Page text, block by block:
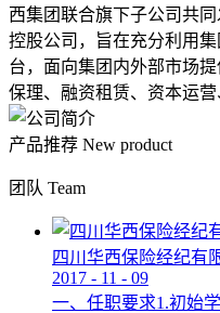
西集团联合旗下子公司共
控股公司，旨在充分利用
台，面向集团内外部市场
保理、融资租赁、资本运营
产品推荐 New product
团队 Team
四川华西保险经纪有
2017 - 11 - 09
一、任职要求1.初始